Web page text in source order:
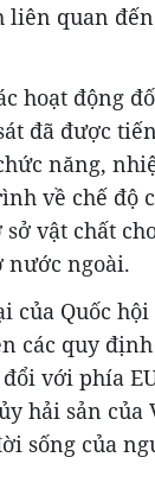
liên quan
hoạt động
đã được
năng,
về chế độ
vật chất
nước ngoài.
của Quốc
các quy
với phía
hải sản của
sống của